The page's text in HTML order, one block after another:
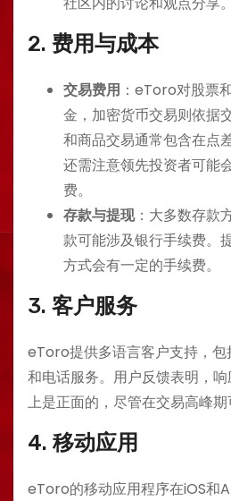
2. 费用与成本
交易费用 ：eToro对股票
金，加密货币交易则依据
和商品交易通常包含在点
还需注意领先投资者可能
费。
存款与提现：大多数存款
款可能涉及银行手续费。
方式会有一定的手续费。
3. 客户服务
eToro提供多语言客户支持，包
和电话服务。用户反馈表明，
上是正面的，尽管在交易高峰期
4. 移动应用
eToro的移动应用程序在iOS和